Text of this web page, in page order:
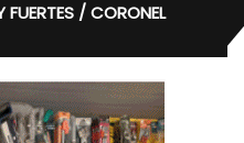
FUERTES / CORONEL